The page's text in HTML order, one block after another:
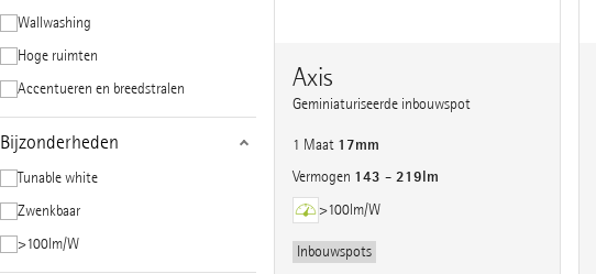
Wallwashing
Hoge ruimten
Accentueren en breedstralen
Bijzonderheden
Tunable white
Zwenkbaar
>100lm/W
Axis
Geminiaturiseerde inbouwspot
1 Maat 17mm
Vermogen 143 - 219lm
>100lm/W
Inbouwspots